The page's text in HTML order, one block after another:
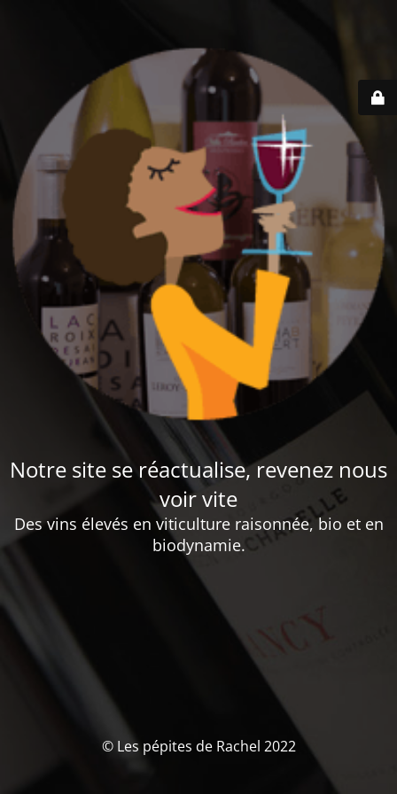
Notre site se réactualise, revenez nous
voir vite
Des vins élevés en viticulture raisonnée, bio et en
biodynamie.
© Les pépites de Rachel 2022